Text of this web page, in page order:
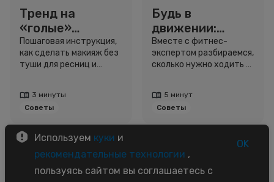
Тренд на
«голые»
ресницы: как
выглядеть
свежо, не
Пошаговая инструкция,
как сделать макияж без
туши для ресниц и
3 минуты
Советы
Будь в
движении:
сколько нужно
шагов для
красоты и
Вместе с фитнес-
экспертом разбираемся,
сколько нужно ходить и
5 минут
Советы
Используем куки и
рекомендательные технологии ,
пользуясь сайтом вы соглашаетесь с
OK